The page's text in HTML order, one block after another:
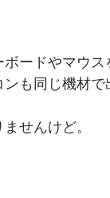
ードやマウ
も同じ機材
せんけど。